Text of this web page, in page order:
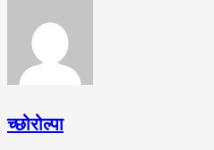
च्छोरोल्पा